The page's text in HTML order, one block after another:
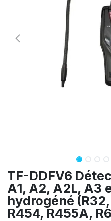
TF-DDFV6
A1, A2, A2L, A3
hydrogéné
R454, R455A,